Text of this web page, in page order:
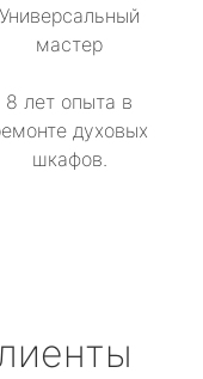
Универсальный
мастер
8 лет опыта в
духовых
шкафов.